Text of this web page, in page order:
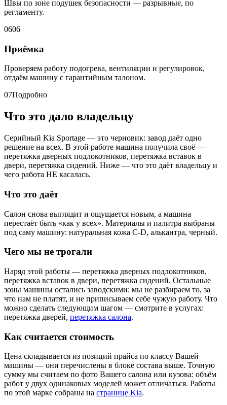
Швы по зоне подушек безопасности — разрывные, по
регламенту.
0606
Приёмка
Проверяем работу подогрева, вентиляции и регулировок,
отдаём машину с гарантийным талоном.
07Подробно
Что это дало владельцу
Серийный Kia Sportage — это черновик: завод даёт одно
решение на всех. В этой работе машина получила своё —
перетяжка дверных подлокотников, перетяжка вставок в
двери, перетяжка сидений. Ниже — что это даёт владельцу и
чего работа НЕ касалась.
Что это даёт
Салон снова выглядит и ощущается новым, а машина
перестаёт быть «как у всех». Материалы и палитра выбраны
под саму машину: натуральная кожа C-D, алькантра, черный.
Чего мы не трогали
Наряд этой работы — перетяжка дверных подлокотников,
перетяжка вставок в двери, перетяжка сидений. Остальные
зоны машины остались заводскими: мы не разбираем то, за
что нам не платят, и не приписываем себе чужую работу. Что
можно сделать следующим шагом — смотрите в услугах:
перетяжка дверей, перетяжка салона.
Как считается стоимость
Цена складывается из позиций прайса по классу Вашей
машины — они перечислены в блоке состава выше. Точную
сумму мы считаем по фото Вашего салона или кузова: объём
работ у двух одинаковых моделей может отличаться. Работы
по этой марке собраны на странице Kia.